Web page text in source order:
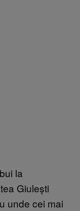
la
Giulești
unde cei mai